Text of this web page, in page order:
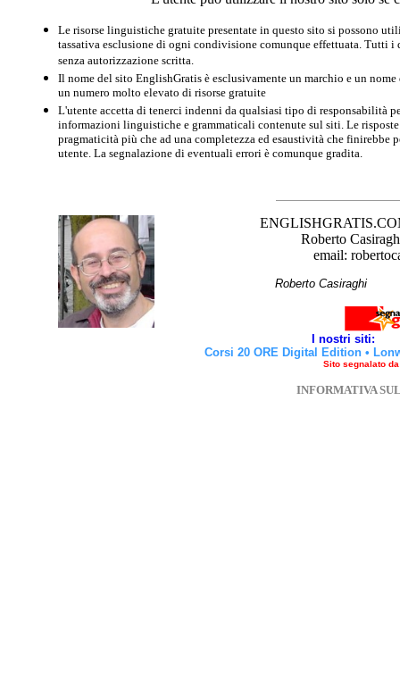
Le risorse linguistiche gratuite presentate in questo sito si possono
tassativa esclusione di ogni condivisione comunque effettuata. Tutti
senza autorizzazione scritta.
Il nome del sito EnglishGratis è esclusivamente un marchio e un
un numero molto elevato di risorse gratuite
L'utente accetta di tenerci indenni da qualsiasi tipo di responsabilità
informazioni linguistiche e grammaticali contenute sul siti. Le
pragmaticità più che ad una completezza ed esaustività che finirebbe
utente. La segnalazione di eventuali errori è comunque gradita.
Roberto
email:
Roberto
I nostri siti:
Corsi 20 ORE Digital Edition •
Sito segnalato
INFORMATIVA